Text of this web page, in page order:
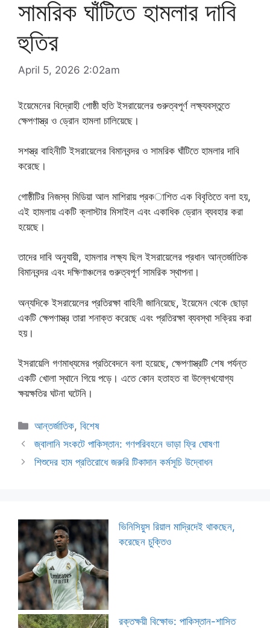
সামরিক ঘাঁটিতে হামলার দাবি
হুতির
April 5, 2026 2:02am
ইয়েমেনের বিদ্রোহী গোষ্ঠী হুতি ইসরায়েলের গুরুত্বপূর্ণ লক্ষ্যবস্তুতে
ক্ষেপণাস্ত্র ও ড্রোন হামলা চালিয়েছে।
সশস্ত্র বাহিনীটি ইসরায়েলের বিমানবন্দর ও সামরিক ঘাঁটিতে হামলার দাবি
করেছে।
গোষ্ঠীটির নিজস্ব মিডিয়া আল মাশিরায় প্রকাশিত এক বিবৃতিতে বলা হয়,
এই হামলায় একটি ক্লাস্টার মিসাইল এবং একাধিক ড্রোন ব্যবহার করা
হয়েছে।
তাদের দাবি অনুযায়ী, হামলার লক্ষ্য ছিল ইসরায়েলের প্রধান আন্তর্জাতিক
বিমানবন্দর এবং দক্ষিণাঞ্চলের গুরুত্বপূর্ণ সামরিক স্থাপনা।
অন্যদিকে ইসরায়েলের প্রতিরক্ষা বাহিনী জানিয়েছে, ইয়েমেন থেকে ছোড়া
একটি ক্ষেপণাস্ত্র তারা শনাক্ত করেছে এবং প্রতিরক্ষা ব্যবস্থা সক্রিয় করা
হয়।
ইসরায়েলি গণমাধ্যমের প্রতিবেদনে বলা হয়েছে, ক্ষেপণাস্ত্রটি শেষ পর্যন্ত
একটি খোলা স্থানে গিয়ে পড়ে। এতে কোন হতাহত বা উল্লেখযোগ্য
ক্ষয়ক্ষতির ঘটনা ঘটেনি।
Categories
আন্তর্জাতিক,বিশেষ
জ্বালানি সংকটে পাকিস্তান: গণপরিবহনে ভাড়া ফ্রি ঘোষণা
শিশুদের হাম প্রতিরোধে জরুরি টিকাদান কর্মসূচি উদ্বোধন
ভিনিসিয়ুস রিয়াল মাদ্রিদেই থাকছেন,
করেছেন চুক্তিও
রক্তক্ষয়ী বিক্ষোভ: পাকিস্তান-শাসিত